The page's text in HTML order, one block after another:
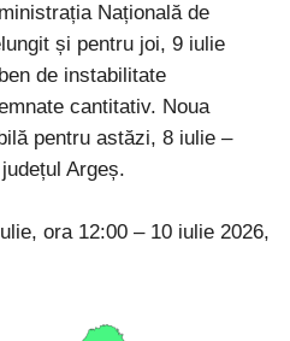
Națională de
și pentru joi, 9 iulie
de instabilitate
cantitativ. Noua
pentru astăzi, 8 iulie –
Argeș.
ora 12:00 – 10 iulie 2026,